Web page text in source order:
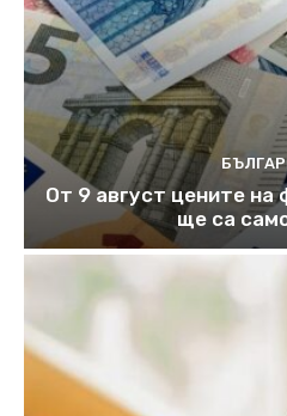
От 9 август цените на
ще са